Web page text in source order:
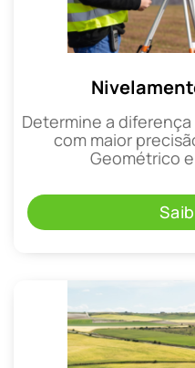
Determine a
com maior
Geométrico